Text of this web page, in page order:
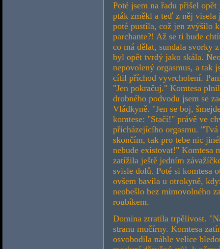
Poté jsem na řadu přišel
pták změkl a teď z něj
poté pustila, což jen zvýšilo
parchante?! Až se ti bude
co má dělat, sundala svorky
byl opět tvrdý jako skála.
nepovolený orgasmus, a tak
cítil příchod vyvrcholení.
"Jen pokračuj." Komtesa
drobného podvodu jsem se
Vládkyně. "Jen se boj,
komtese: "Stačí!" právě ve
přicházejícího orgasmu.
skončím, tak pro tebe nic
nebude existovat!" Komtesa
zatížila ještě jedním
svisle dolů. Poté si komtesa
ovšem bavila u otrokyně,
neobešlo bez mimovolného
roubíkem.
Domina ztratila trpělivost.
stranu mučírny. Komtesa
osvobodila náhle velice